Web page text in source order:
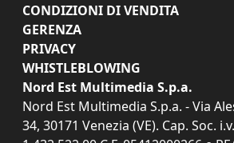
CONDIZIONI DI VENDITA
GERENZA
PRIVACY
WHISTLEBLOWING
Nord Est Multimedia S.p.a.
Nord Est Multimedia S.p.a. - Via
34, 30171 Venezia (VE). Cap. Soc.